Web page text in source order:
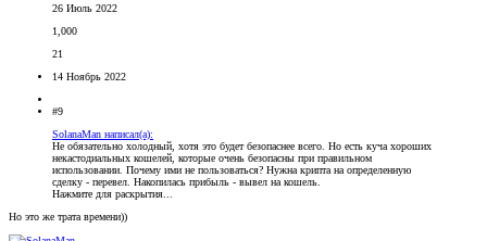
26 Июль 2022
1,000
21
14 Ноябрь 2022
#9
SolanaMan написал(а):
Не обязательно холодный, хотя это будет безопаснее всего. Но есть куча хороших
некастодиальных кошелей, которые очень безопасны при правильном
использовании. Почему ими не пользоваться? Нужна крипта на определенную
сделку - перевел. Накопилась прибыль - вывел на кошель.
Нажмите для раскрытия...
Но это же трата времени))